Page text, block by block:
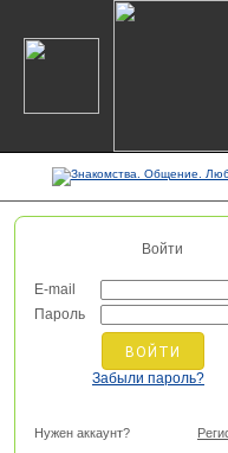
Войти
E-mail
Пароль
Забыли пароль?
Нужен аккаунт?